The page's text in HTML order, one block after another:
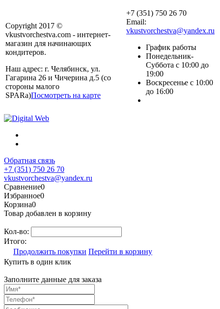
Copyright 2017 ©
vkustvorchestva.com - интернет-
магазин для начинающих
кондитеров.
Наш адрес: г. Челябинск, ул.
Гагарина 26 и Чичерина д.5 (со
стороны малого
SPARa)Посмотреть на карте
+7 (351) 750 26 70
Email:
vkustvorchestva@yandex.ru
График работы
Понедельник-
Суббота с 10:00 до
19:00
Воскресенье с 10:00
до 16:00
Обратная связь
+7 (351) 750 26 70
vkustvorchestva@yandex.ru
Сравнение0
Избранное0
Корзина0
Товар добавлен в корзину
Кол-во:
Итого:
Продолжить покупки Перейти в корзину
Купить в один клик
Заполните данные для заказа